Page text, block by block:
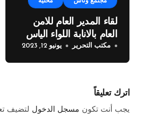
لقاء المدير العام للامن
العام بالانابة اللواء الياس
البيسري مع وفد من
مراسلي الصحف العربية
مكتب التحرير يونيو 12, 2023
اترك تعليقاً
يجب أنت تكون مسجل الدخول لتضيف